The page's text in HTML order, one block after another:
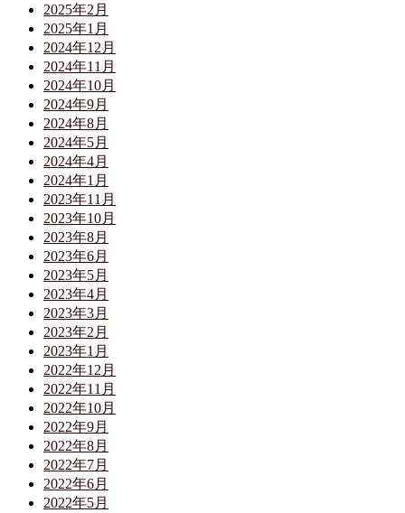
2025年2月
2025年1月
2024年12月
2024年11月
2024年10月
2024年9月
2024年8月
2024年5月
2024年4月
2024年1月
2023年11月
2023年10月
2023年8月
2023年6月
2023年5月
2023年4月
2023年3月
2023年2月
2023年1月
2022年12月
2022年11月
2022年10月
2022年9月
2022年8月
2022年7月
2022年6月
2022年5月